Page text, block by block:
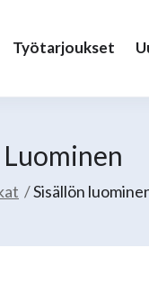
Työtarjoukset
Sisällön